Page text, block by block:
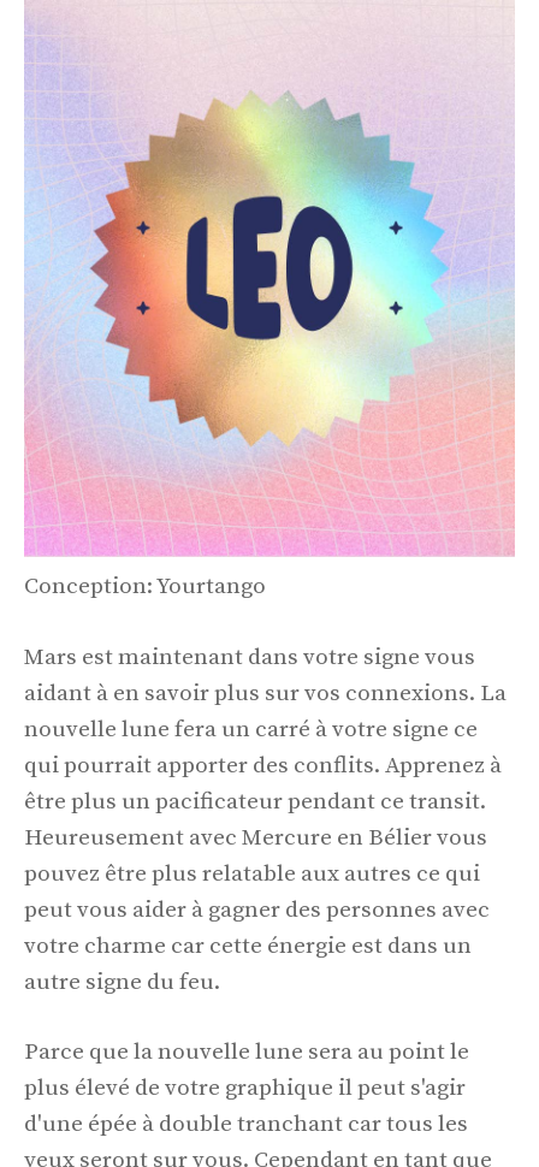
Conception: Yourtango
Mars est maintenant dans votre signe vous
aidant à en savoir plus sur vos connexions. La
nouvelle lune fera un carré à votre signe ce
qui pourrait apporter des conflits. Apprenez à
être plus un pacificateur pendant ce transit.
Heureusement avec Mercure en Bélier vous
pouvez être plus relatable aux autres ce qui
peut vous aider à gagner des personnes avec
votre charme car cette énergie est dans un
autre signe du feu.
Parce que la nouvelle lune sera au point le
plus élevé de votre graphique il peut s'agir
d'une épée à double tranchant car tous les
yeux seront sur vous. Cependant en tant que